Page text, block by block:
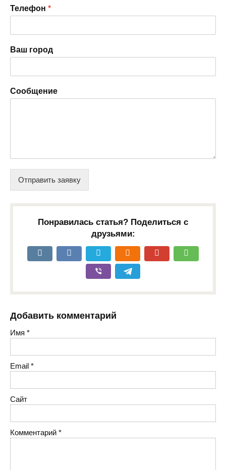
Телефон *
Ваш город
Сообщение
Отправить заявку
Понравилась статья? Поделиться с
друзьями:
Добавить комментарий
Имя *
Email *
Сайт
Комментарий *